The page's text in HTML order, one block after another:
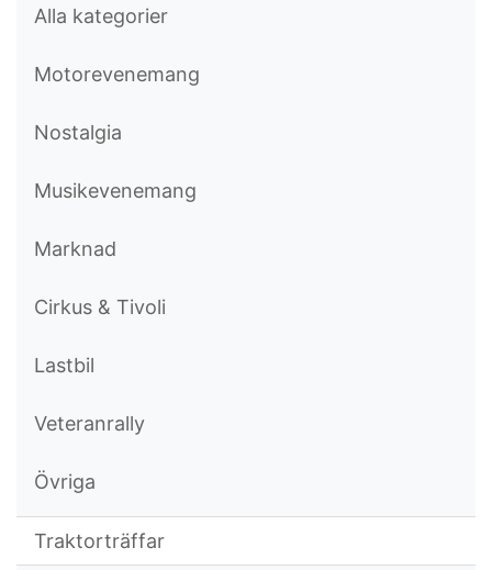
Alla kategorier
Motorevenemang
Nostalgia
Musikevenemang
Marknad
Cirkus & Tivoli
Lastbil
Veteranrally
Övriga
Traktorträffar